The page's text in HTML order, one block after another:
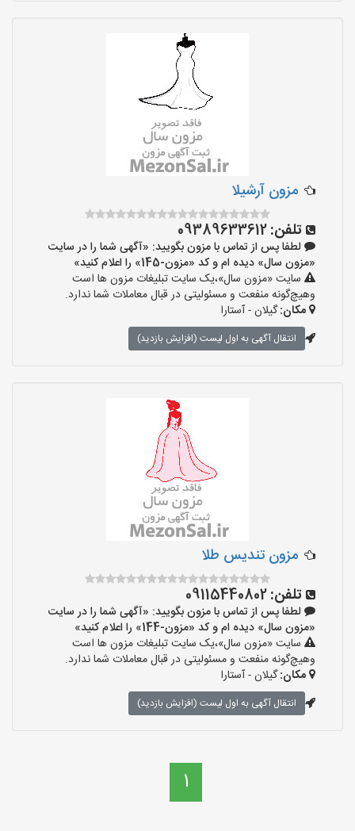
مزون آرشیلا
تلفن:09389633612
لطفا پس از تماس با مزون بگویید: «آگهی شما را در سایت
«مزون سال» دیده ام و کد «مزون-145» را اعلام کنید»
سایت «مزون سال»،یک سایت تبلیغات مزون ها است
وهیچ‌گونه منفعت و مسئولیتی در قبال معاملات شما ندارد.
مکان:گیلان - آستارا
انتقال آگهی به اول لیست (افزایش بازدید)
مزون تندیس طلا
تلفن:09115440802
لطفا پس از تماس با مزون بگویید: «آگهی شما را در سایت
«مزون سال» دیده ام و کد «مزون-144» را اعلام کنید»
سایت «مزون سال»،یک سایت تبلیغات مزون ها است
وهیچ‌گونه منفعت و مسئولیتی در قبال معاملات شما ندارد.
مکان:گیلان - آستارا
انتقال آگهی به اول لیست (افزایش بازدید)
1